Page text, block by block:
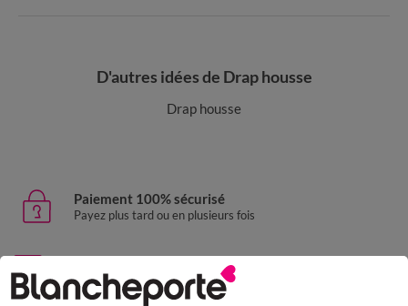
D'autres idées de Drap housse
Drap housse
Paiement 100% sécurisé
Payez plus tard ou en plusieurs fois
domicile, relais, consignes automatiques